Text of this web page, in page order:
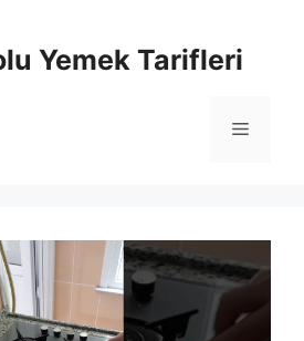
Yemek Tarifleri
Menü